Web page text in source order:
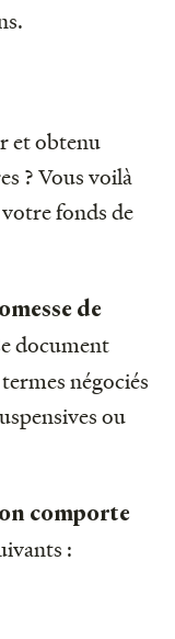
et obtenu
? Vous voilà
fonds de
de
document
négociés
ou
comporte
: